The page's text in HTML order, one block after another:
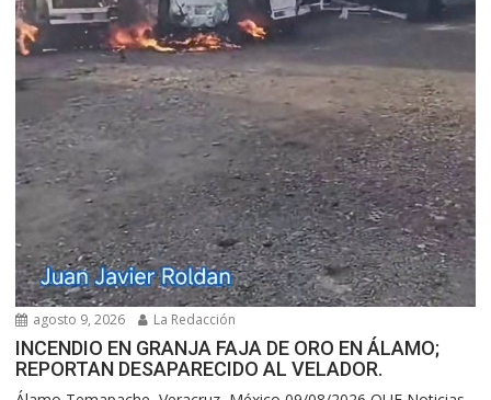
agosto 9, 2026 La Redacción
INCENDIO EN GRANJA FAJA DE ORO EN ÁLAMO;
REPORTAN DESAPARECIDO AL VELADOR.